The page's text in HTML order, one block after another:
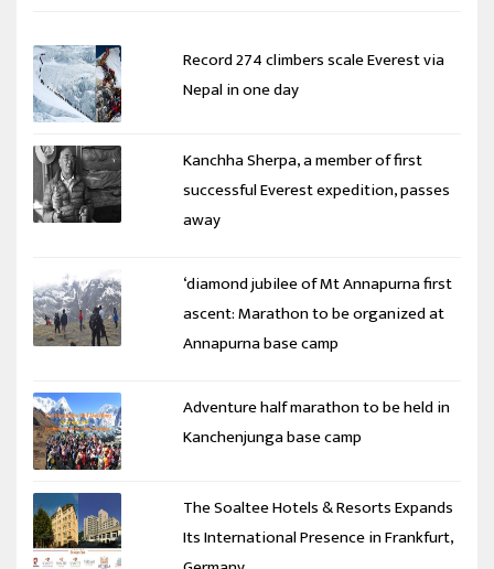
Record 274 climbers scale Everest via
Nepal in one day
Kanchha Sherpa, a member of first
successful Everest expedition, passes
away
‘diamond jubilee of Mt Annapurna first
ascent: Marathon to be organized at
Annapurna base camp
Adventure half marathon to be held in
Kanchenjunga base camp
The Soaltee Hotels & Resorts Expands
Its International Presence in Frankfurt,